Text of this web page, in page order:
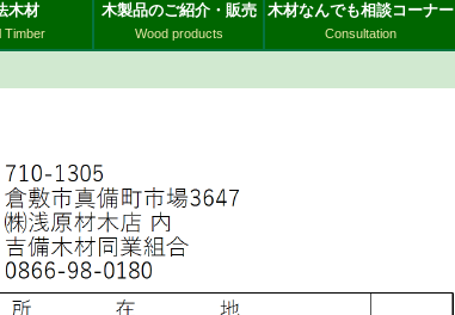
木材
Timber
木製品のご紹介・販売
Wood products
木材なんでも相談コーナー
Consultation